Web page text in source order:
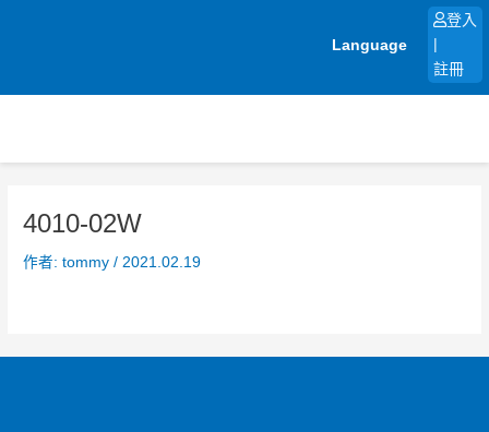
Language
登入
註冊
4010-02W
作者:tommy/ 2021.02.19